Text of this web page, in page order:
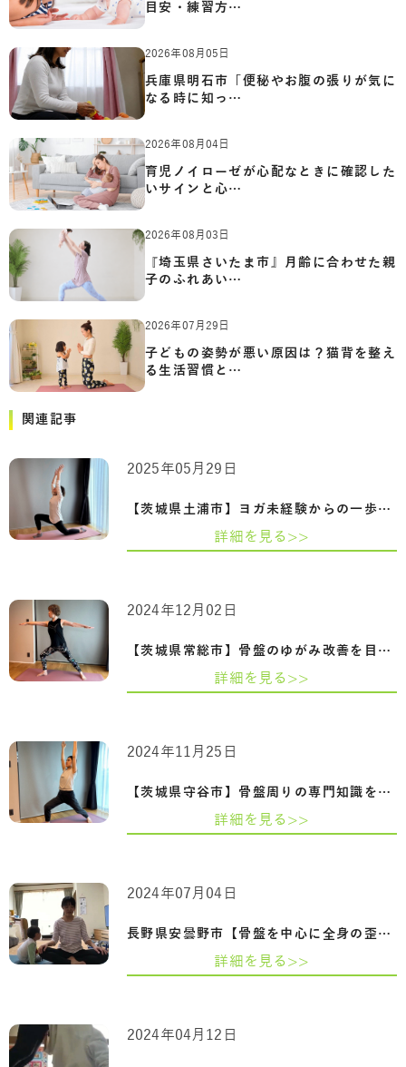
目安・練習方…
2026年08月05日
兵庫県明石市「便秘やお腹の張りが気に
なる時に知っ…
2026年08月04日
育児ノイローゼが心配なときに確認した
いサインと心…
2026年08月03日
『埼玉県さいたま市』月齢に合わせた親
子のふれあい…
2026年07月29日
子どもの姿勢が悪い原因は？猫背を整え
る生活習慣と…
関連記事
【茨城県土浦市】ヨガ未経験からの一歩。…
2025年05月29日
詳細を見る>>
【茨城県常総市】骨盤のゆがみ改善を目指…
2024年12月02日
詳細を見る>>
【茨城県守谷市】骨盤周りの専門知識を習…
2024年11月25日
詳細を見る>>
長野県安曇野市【骨盤を中心に全身の歪み…
2024年07月04日
詳細を見る>>
2024年04月12日